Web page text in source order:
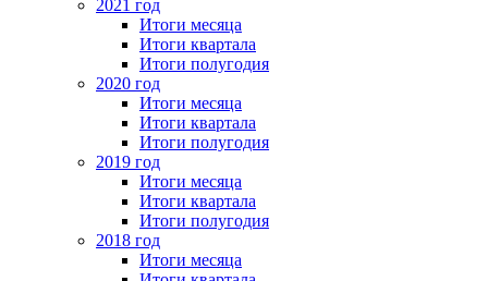
2021 год
Итоги месяца
Итоги квартала
Итоги полугодия
2020 год
Итоги месяца
Итоги квартала
Итоги полугодия
2019 год
Итоги месяца
Итоги квартала
Итоги полугодия
2018 год
Итоги месяца